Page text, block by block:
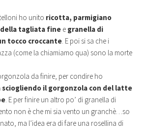
ho unito ricotta, parmigiano
tagliata fine e granella di
tocco croccante. E poi si sa che i
(come la chiamiamo qua) sono la morte
da finire, per condire ho
sciogliendo il gorgonzola con del latte
. E per finire un altro po’ di granella di
non è che mi sia vento un granchè…so
ma l’idea era di fare una rosellina di